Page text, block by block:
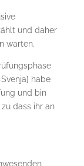
und daher
warten.
habe
und bin
dass ihr an